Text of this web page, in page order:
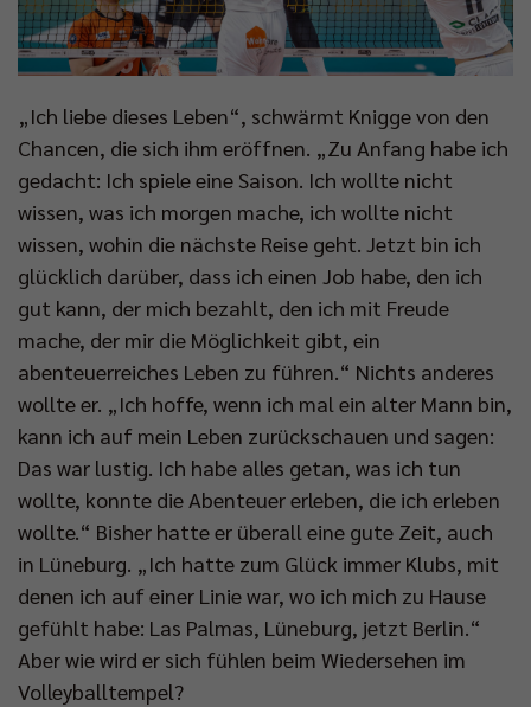
„Ich liebe dieses Leben“, schwärmt Knigge von den
Chancen, die sich ihm eröffnen. „Zu Anfang habe ich
gedacht: Ich spiele eine Saison. Ich wollte nicht
wissen, was ich morgen mache, ich wollte nicht
wissen, wohin die nächste Reise geht. Jetzt bin ich
glücklich darüber, dass ich einen Job habe, den ich
gut kann, der mich bezahlt, den ich mit Freude
mache, der mir die Möglichkeit gibt, ein
abenteuerreiches Leben zu führen.“ Nichts anderes
wollte er. „Ich hoffe, wenn ich mal ein alter Mann bin,
kann ich auf mein Leben zurückschauen und sagen:
Das war lustig. Ich habe alles getan, was ich tun
wollte, konnte die Abenteuer erleben, die ich erleben
wollte.“ Bisher hatte er überall eine gute Zeit, auch
in Lüneburg. „Ich hatte zum Glück immer Klubs, mit
denen ich auf einer Linie war, wo ich mich zu Hause
gefühlt habe: Las Palmas, Lüneburg, jetzt Berlin.“
Aber wie wird er sich fühlen beim Wiedersehen im
Volleyballtempel?